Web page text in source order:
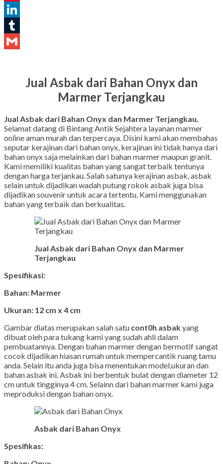
Pinterest
LinkedIn
Tumblr
Jual Asbak dari Bahan Onyx dan
Marmer Terjangkau
Jual Asbak dari Bahan Onyx dan Marmer Terjangkau.
Selamat datang di Bintang Antik Sejahtera layanan marmer
online aman murah dan terpercaya. Disini kami akan membahas
seputar kerajinan dari bahan onyx, kerajinan ini tidak hanya dari
bahan onyx saja melainkan dari bahan marmer maupun granit.
Kami memiliki kualitas bahan yang sangat terbaik tentunya
dengan harga terjankau. Salah satunya kerajinan asbak, asbak
selain untuk dijadikan wadah putung rokok asbak juga bisa
dijadikan souvenir untuk acara tertentu. Kami menggunakan
bahan yang terbaik dan berkualitas.
Jual Asbak dari Bahan Onyx dan Marmer
Terjangkau
Spesifikasi:
Bahan: Marmer
Ukuran: 12 cm x 4 cm
Gambar diatas merupakan salah satu cont0h asbakyang
dibuat oleh para tukang kami yang sudah ahli dalam
pembuatannya. Dengan bahan marmer dengan bermotif sangat
cocok dijadikan hiasan rumah untuk mempercantik ruang tamu
anda. Selain itu anda juga bisa menentukan model,ukuran dan
bahan asbak ini. Asbak ini berbentuk bulat dengan diameter 12
cm untuk tingginya 4 cm. Selainn dari bahan marmer kami juga
meproduksi dengan bahan onyx.
Asbak dari Bahan Onyx
Spesifikas: